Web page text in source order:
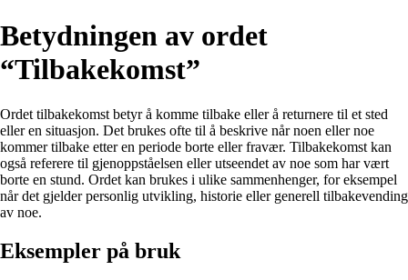
Betydningen av ordet
“Tilbakekomst”
Ordet tilbakekomst betyr å komme tilbake eller å returnere til et sted
eller en situasjon. Det brukes ofte til å beskrive når noen eller noe
kommer tilbake etter en periode borte eller fravær. Tilbakekomst kan
også referere til gjenoppståelsen eller utseendet av noe som har vært
borte en stund. Ordet kan brukes i ulike sammenhenger, for eksempel
når det gjelder personlig utvikling, historie eller generell tilbakevending
av noe.
Eksempler på bruk